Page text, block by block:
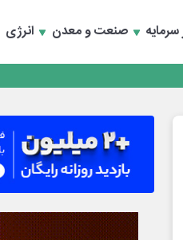
سرمایه صنعت و معدن انرژی